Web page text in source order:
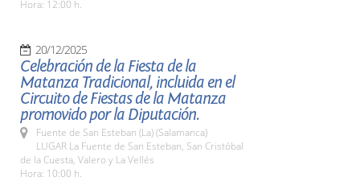
Hora: 12:00 h.
20/12/2025
Celebración de la Fiesta de la
Matanza Tradicional, incluida en el
Circuito de Fiestas de la Matanza
promovido por la Diputación.
Fuente de San Esteban (La) (Salamanca)
LUGAR La Fuente de San Esteban, San Cristóbal
de la Cuesta, Valero y La Vellés
Hora: 10:00 h.